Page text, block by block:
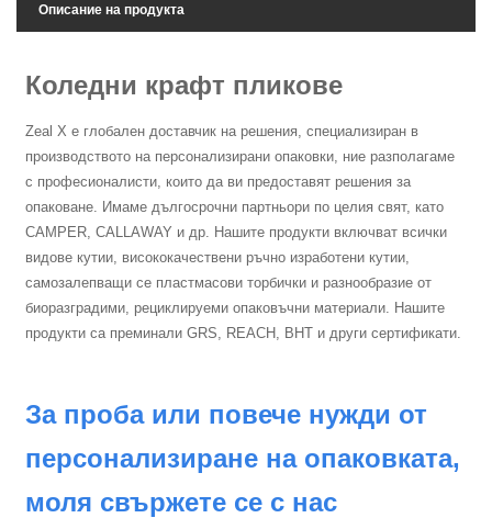
Описание на продукта
Коледни крафт пликове
Zeal X е глобален доставчик на решения, специализиран в
производството на персонализирани опаковки, ние разполагаме
с професионалисти, които да ви предоставят решения за
опаковане. Имаме дългосрочни партньори по целия свят, като
CAMPER, CALLAWAY и др. Нашите продукти включват всички
видове кутии, висококачествени ръчно изработени кутии,
самозалепващи се пластмасови торбички и разнообразие от
биоразградими, рециклируеми опаковъчни материали. Нашите
продукти са преминали GRS, REACH, BHT и други сертификати.
За проба или повече нужди от
персонализиране на опаковката,
моля свържете се с нас